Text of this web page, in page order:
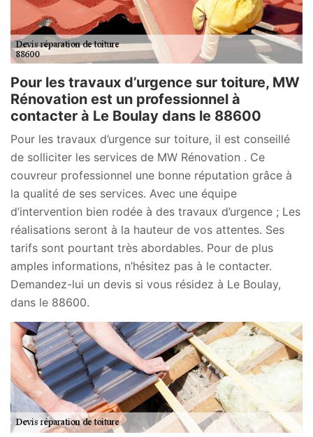
Pour les travaux d’urgence sur toiture, MW
Rénovation est un professionnel à
contacter à Le Boulay dans le 88600
Pour les travaux d’urgence sur toiture, il est conseillé
de solliciter les services de MW Rénovation . Ce
couvreur professionnel une bonne réputation grâce à
la qualité de ses services. Avec une équipe
d’intervention bien rodée à des travaux d’urgence ; Les
réalisations seront à la hauteur de vos attentes. Ses
tarifs sont pourtant très abordables. Pour de plus
amples informations, n’hésitez pas à le contacter.
Demandez-lui un devis si vous résidez à Le Boulay,
dans le 88600.